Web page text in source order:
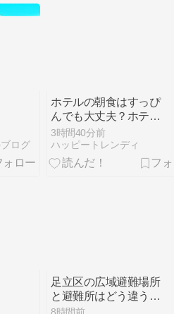
ログ
ホテルの朝食はすっぴ
んでも大丈夫？ホテル
別の服装マナーと3分
で整える方法
3時間40分前
ハッピートレンディ
足立区の広域避難場所
と避難所はどう違う？
水害・地震別の選び方